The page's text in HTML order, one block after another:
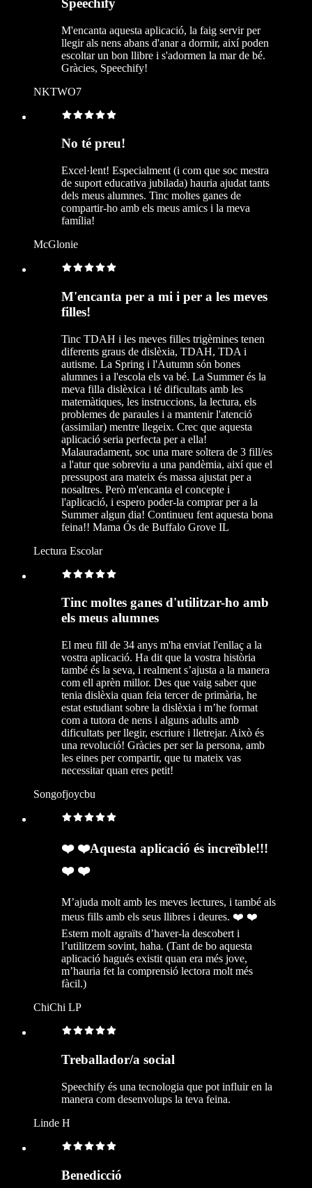
Speechify
M'encanta aquesta aplicació, la faig servir per
llegir als nens abans d'anar a dormir, així poden
escoltar un bon llibre i s'adormen la mar de bé.
Gràcies, Speechify!
NKTWO7
No té preu!
Excel·lent! Especialment (i com que soc mestra
de suport educativa jubilada) hauria ajudat tants
dels meus alumnes. Tinc moltes ganes de
compartir-ho amb els meus amics i la meva
família!
McGlonie
M'encanta per a mi i per a les meves
filles!
Tinc TDAH i les meves filles trigèmines tenen
diferents graus de dislèxia, TDAH, TDA i
autisme. La Spring i l'Autumn són bones
alumnes i a l'escola els va bé. La Summer és la
meva filla dislèxica i té dificultats amb les
matemàtiques, les instruccions, la lectura, els
problemes de paraules i a mantenir l'atenció
(assimilar) mentre llegeix. Crec que aquesta
aplicació seria perfecta per a ella!
Malauradament, soc una mare soltera de 3 fill/es
a l'atur que sobreviu a una pandèmia, així que el
pressupost ara mateix és massa ajustat per a
nosaltres. Però m'encanta el concepte i
l'aplicació, i espero poder-la comprar per a la
Summer algun dia! Continueu fent aquesta bona
feina!! Mama Ós de Buffalo Grove IL
Lectura Escolar
Tinc moltes ganes d'utilitzar-ho amb
els meus alumnes
El meu fill de 34 anys m'ha enviat l'enllaç a la
vostra aplicació. Ha dit que la vostra història
també és la seva, i realment s’ajusta a la manera
com ell aprèn millor. Des que vaig saber que
tenia dislèxia quan feia tercer de primària, he
estat estudiant sobre la dislèxia i m’he format
com a tutora de nens i alguns adults amb
dificultats per llegir, escriure i lletrejar. Això és
una revolució! Gràcies per ser la persona, amb
les eines per compartir, que tu mateix vas
necessitar quan eres petit!
Songofjoycbu
❤️ ❤️Aquesta aplicació és increïble!!!
❤️ ❤️
M’ajuda molt amb les meves lectures, i també als
meus fills amb els seus llibres i deures. ❤️ ❤️
Estem molt agraïts d’haver-la descobert i
l’utilitzem sovint, haha. (Tant de bo aquesta
aplicació hagués existit quan era més jove,
m’hauria fet la comprensió lectora molt més
fàcil.)
ChiChi LP
Treballador/a social
Speechify és una tecnologia que pot influir en la
manera com desenvolups la teva feina.
Linde H
Benedicció